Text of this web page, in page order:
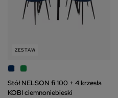
ZESTAW
Stół NELSON fi 100 + 4 krzesła
KOBI ciemnoniebieski